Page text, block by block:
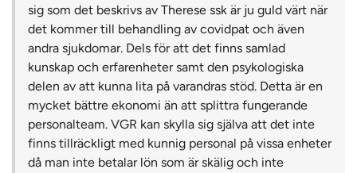
sig som det beskrivs av Therese ssk är ju guld värt när
det kommer till behandling av covidpat och även
andra sjukdomar. Dels för att det finns samlad
kunskap och erfarenheter samt den psykologiska
delen av att kunna lita på varandras stöd. Detta är en
mycket bättre ekonomi än att splittra fungerande
personalteam. VGR kan skylla sig själva att det inte
finns tillräckligt med kunnig personal på vissa enheter
då man inte betalar lön som är skälig och inte